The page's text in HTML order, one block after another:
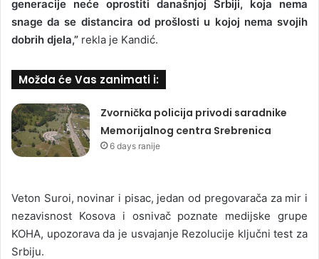
generacije neće oprostiti današnjoj Srbiji, koja nema
snage da se distancira od prošlosti u kojoj nema svojih
dobrih djela,” rekla je Kandić.
Možda će Vas zanimati i:
Zvornička policija privodi saradnike
Memorijalnog centra Srebrenica
6 days ranije
Veton Suroi, novinar i pisac, jedan od pregovarača za mir i
nezavisnost Kosova i osnivač poznate medijske grupe
KOHA, upozorava da je usvajanje Rezolucije ključni test za
Srbiju.